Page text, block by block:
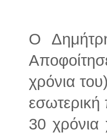
Ο
χρόνια
εσωτερική
30